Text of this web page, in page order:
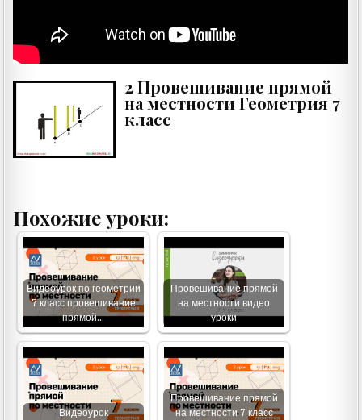
2 Провешивание прямой
на местности Геометрия 7
класс
Похожие уроки:
Видеоурок по геометрии
7 класс провешивание
прямой…
Провешивание прямой
на местности видео
уроки
Видеоурок
Провешивание прямой
на местности 7 класс